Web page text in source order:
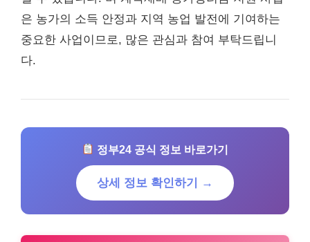
은 농가의 소득 안정과 지역 농업 발전에 기여하는
중요한 사업이므로, 많은 관심과 참여 부탁드립니
다.
정부24 공식 정보 바로가기
상세 정보 확인하기 →